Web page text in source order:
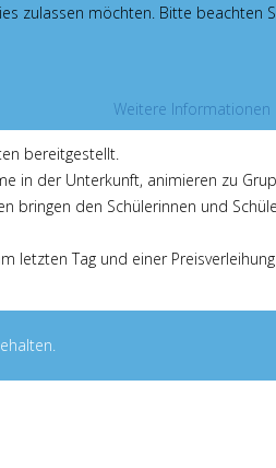
mit auf die Pisten
betreuen die
richtigen Umgang mit Gefahren
zu einem umweltverträglichen
kostengünstig ausgeliehen werden.
bereitgestellt.
in der Unterkunft, animieren zu
bringen den Schülerinnen und
letzten Tag und einer
zulassen möchten. Bitte
Weitere Informationen